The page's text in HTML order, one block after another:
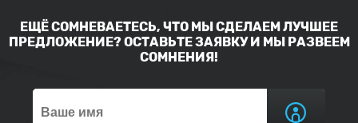
ЕЩЁ СОМНЕВАЕТЕСЬ, ЧТО МЫ СДЕЛАЕМ ЛУЧШЕЕ
ПРЕДЛОЖЕНИЕ? ОСТАВЬТЕ ЗАЯВКУ И МЫ РАЗВЕЕМ
СОМНЕНИЯ!